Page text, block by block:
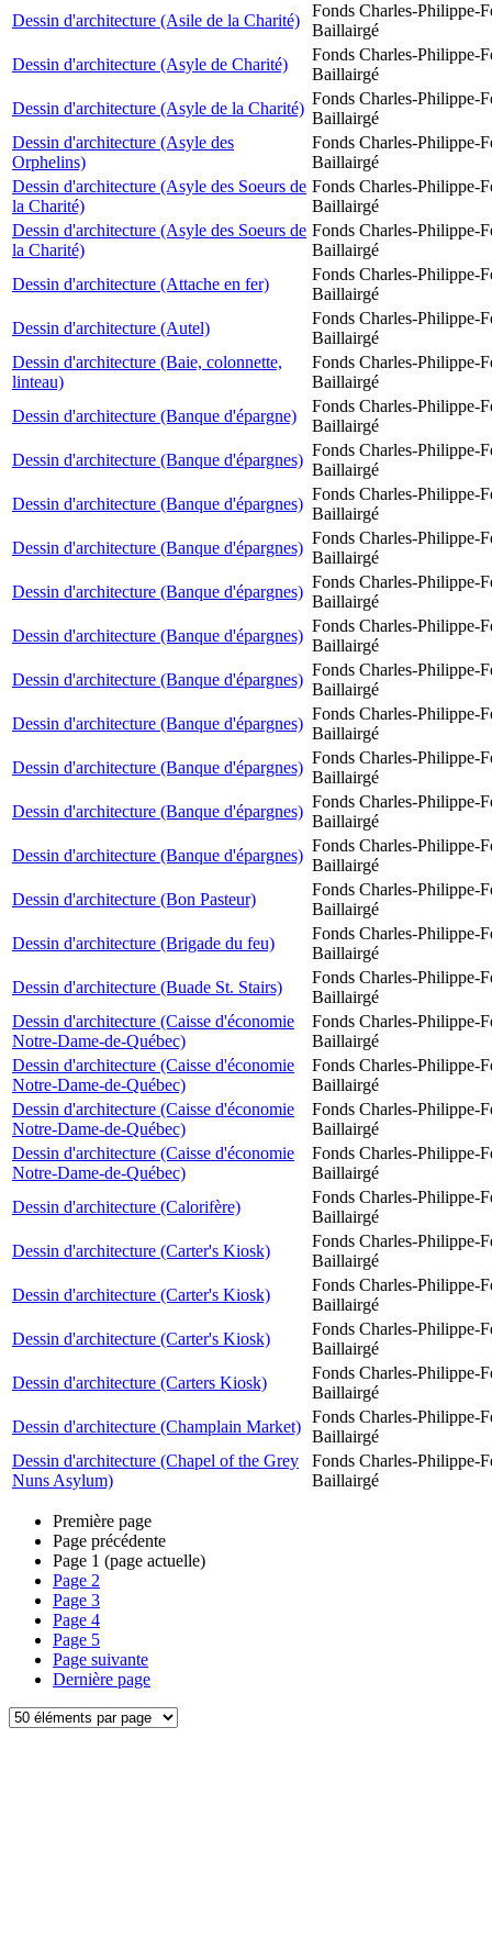
Dessin d'architecture (Asile de la Charité)
Fonds Charles-Philippe-
Baillairgé
Dessin d'architecture (Asyle de Charité)
Fonds Charles-Philippe-
Baillairgé
Dessin d'architecture (Asyle de la Charité)
Fonds Charles-Philippe-
Baillairgé
Dessin d'architecture (Asyle des
Orphelins)
Fonds Charles-Philippe-
Baillairgé
Dessin d'architecture (Asyle des Soeurs de
la Charité)
Fonds Charles-Philippe-
Baillairgé
Dessin d'architecture (Asyle des Soeurs de
la Charité)
Fonds Charles-Philippe-
Baillairgé
Dessin d'architecture (Attache en fer)
Fonds Charles-Philippe-
Baillairgé
Dessin d'architecture (Autel)
Fonds Charles-Philippe-
Baillairgé
Dessin d'architecture (Baie, colonnette,
linteau)
Fonds Charles-Philippe-
Baillairgé
Dessin d'architecture (Banque d'épargne)
Fonds Charles-Philippe-
Baillairgé
Dessin d'architecture (Banque d'épargnes)
Fonds Charles-Philippe-
Baillairgé
Dessin d'architecture (Banque d'épargnes)
Fonds Charles-Philippe-
Baillairgé
Dessin d'architecture (Banque d'épargnes)
Fonds Charles-Philippe-
Baillairgé
Dessin d'architecture (Banque d'épargnes)
Fonds Charles-Philippe-
Baillairgé
Dessin d'architecture (Banque d'épargnes)
Fonds Charles-Philippe-
Baillairgé
Dessin d'architecture (Banque d'épargnes)
Fonds Charles-Philippe-
Baillairgé
Dessin d'architecture (Banque d'épargnes)
Fonds Charles-Philippe-
Baillairgé
Dessin d'architecture (Banque d'épargnes)
Fonds Charles-Philippe-
Baillairgé
Dessin d'architecture (Banque d'épargnes)
Fonds Charles-Philippe-
Baillairgé
Dessin d'architecture (Banque d'épargnes)
Fonds Charles-Philippe-
Baillairgé
Dessin d'architecture (Bon Pasteur)
Fonds Charles-Philippe-
Baillairgé
Dessin d'architecture (Brigade du feu)
Fonds Charles-Philippe-
Baillairgé
Dessin d'architecture (Buade St. Stairs)
Fonds Charles-Philippe-
Baillairgé
Dessin d'architecture (Caisse d'économie
Notre-Dame-de-Québec)
Fonds Charles-Philippe-
Baillairgé
Dessin d'architecture (Caisse d'économie
Notre-Dame-de-Québec)
Fonds Charles-Philippe-
Baillairgé
Dessin d'architecture (Caisse d'économie
Notre-Dame-de-Québec)
Fonds Charles-Philippe-
Baillairgé
Dessin d'architecture (Caisse d'économie
Notre-Dame-de-Québec)
Fonds Charles-Philippe-
Baillairgé
Dessin d'architecture (Calorifère)
Fonds Charles-Philippe-
Baillairgé
Dessin d'architecture (Carter's Kiosk)
Fonds Charles-Philippe-
Baillairgé
Dessin d'architecture (Carter's Kiosk)
Fonds Charles-Philippe-
Baillairgé
Dessin d'architecture (Carter's Kiosk)
Fonds Charles-Philippe-
Baillairgé
Dessin d'architecture (Carters Kiosk)
Fonds Charles-Philippe-
Baillairgé
Dessin d'architecture (Champlain Market)
Fonds Charles-Philippe-
Baillairgé
Dessin d'architecture (Chapel of the Grey
Nuns Asylum)
Fonds Charles-Philippe-
Baillairgé
Première page
Page précédente
Page 1 (page actuelle)
Page 2
Page 3
Page 4
Page 5
Page suivante
Dernière page